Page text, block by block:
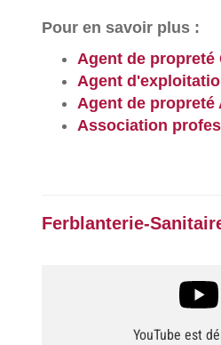
Pour en savoir plus :
Agent de propreté
Agent
Agent de propreté
Association
Ferblanterie-
YouTube est